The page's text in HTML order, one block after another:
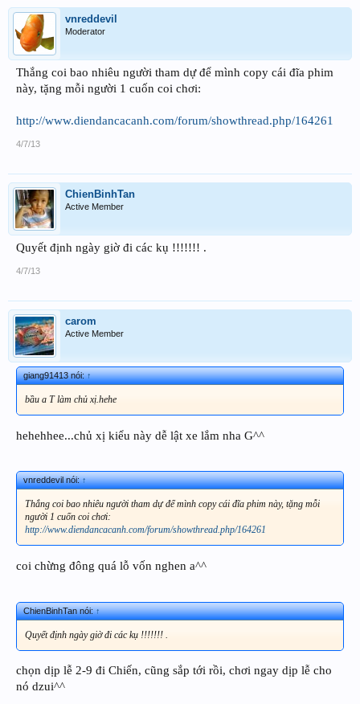
vnreddevil
Moderator
Thắng coi bao nhiêu người tham dự để mình copy cái đĩa phim
này, tặng mỗi người 1 cuốn coi chơi:
http://www.diendancacanh.com/forum/showthread.php/164261
4/7/13
ChienBinhTan
Active Member
Quyết định ngày giờ đi các kụ !!!!!!! .
4/7/13
carom
Active Member
giang91413 nói:↑
bầu a T làm chủ xị.hehe
hehehhee...chủ xị kiểu này dễ lật xe lắm nha G^^
vnreddevil nói:↑
Thắng coi bao nhiêu người tham dự để mình copy cái đĩa phim này, tặng mỗi
người 1 cuốn coi chơi:
http://www.diendancacanh.com/forum/showthread.php/164261
coi chừng đông quá lỗ vốn nghen a^^
ChienBinhTan nói:↑
Quyết định ngày giờ đi các kụ !!!!!!! .
chọn dịp lễ 2-9 đi Chiến, cũng sắp tới rồi, chơi ngay dịp lễ cho
nó dzui^^